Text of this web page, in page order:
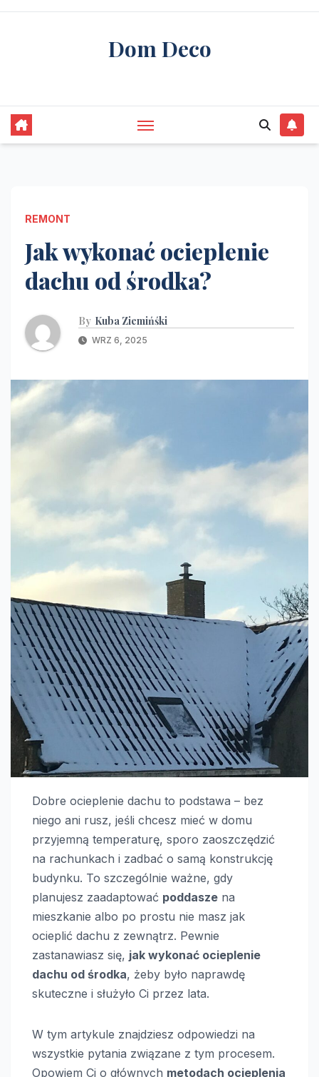
Skip
Dom Deco
REMONT
Jak wykonać ocieplenie
dachu od środka?
By Kuba Ziemińśki
WRZ 6, 2025
Dobre ocieplenie dachu to podstawa – bez
niego ani rusz, jeśli chcesz mieć w domu
przyjemną temperaturę, sporo zaoszczędzić
na rachunkach i zadbać o samą konstrukcję
budynku. To szczególnie ważne, gdy
planujesz zaadaptować poddasze na
mieszkanie albo po prostu nie masz jak
ocieplić dachu z zewnątrz. Pewnie
zastanawiasz się, jak wykonać ocieplenie
dachu od środka, żeby było naprawdę
skuteczne i służyło Ci przez lata.
W tym artykule znajdziesz odpowiedzi na
wszystkie pytania związane z tym procesem.
Opowiem Ci o głównych metodach ocieplenia